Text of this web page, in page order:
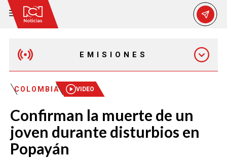
EMISIONES
EMISIÓN 12:30 PM
EMISIÓN 7:00 PM
COLOMBIA VIDEO
Confirman la muerte de un
joven durante disturbios en
Popayán